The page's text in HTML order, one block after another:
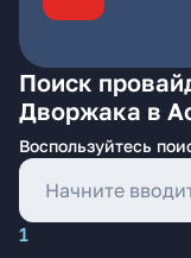
Поиск
Дворжака в
Воспользуйтесь
1